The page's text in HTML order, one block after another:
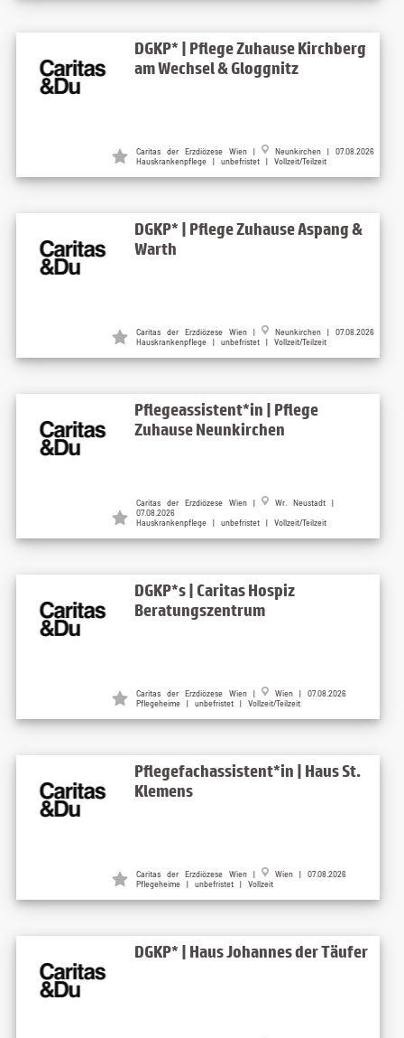
DGKP* | Pflege Zuhause Kirchberg
am Wechsel & Gloggnitz
Caritas der Erzdiözese Wien |
Neunkirchen | 07.08.2026
Hauskrankenpflege | unbefristet | Vollzeit/Teilzeit
DGKP* | Pflege Zuhause Aspang &
Warth
Caritas der Erzdiözese Wien |
Neunkirchen | 07.08.2026
Hauskrankenpflege | unbefristet | Vollzeit/Teilzeit
Pflegeassistent*in | Pflege
Zuhause Neunkirchen
Caritas der Erzdiözese Wien |
Wr. Neustadt |
07.08.2026
Hauskrankenpflege | unbefristet | Vollzeit/Teilzeit
DGKP*s | Caritas Hospiz
Beratungszentrum
Caritas der Erzdiözese Wien |
Wien | 07.08.2026
Pflegeheime | unbefristet | Vollzeit/Teilzeit
Pflegefachassistent*in | Haus St.
Klemens
Caritas der Erzdiözese Wien |
Wien | 07.08.2026
Pflegeheime | unbefristet | Vollzeit
DGKP* | Haus Johannes der Täufer